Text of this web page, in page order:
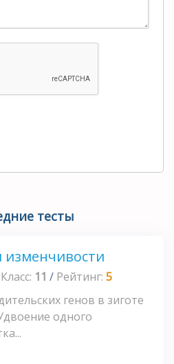
тесты
изменчивости
Класс: 11 / Рейтинг: 5
генов в зиготе
одного